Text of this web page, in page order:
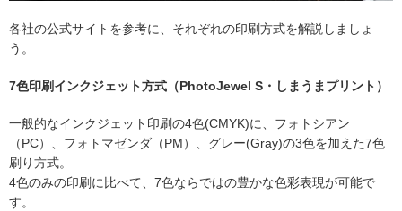
各社の公式サイトを参考に、それぞれの印刷方式を解説しましょ
う。
7色印刷インクジェット方式（PhotoJewel S・しまうまプリント）
一般的なインクジェット印刷の4色(CMYK)に、フォトシアン
（PC）、フォトマゼンダ（PM）、グレー(Gray)の3色を加えた7色
刷り方式。
4色のみの印刷に比べて、7色ならではの豊かな色彩表現が可能で
す。